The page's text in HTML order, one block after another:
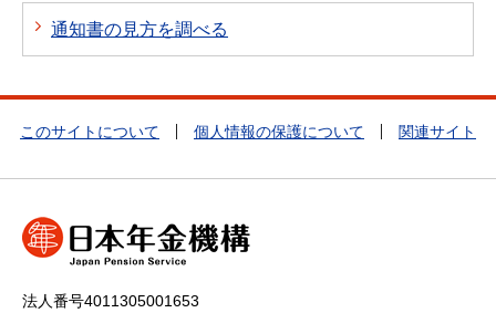
通知書の見方を調べる
このサイトについて 個人情報の保護について 関連サイト
法人番号4011305001653